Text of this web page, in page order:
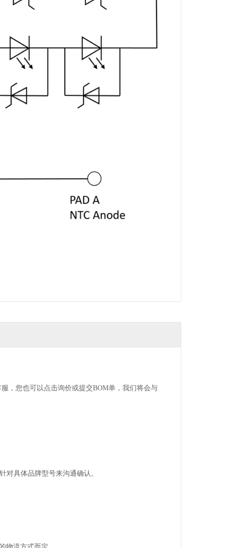
，您也可以点击询价或提交BOM单，我们将会与
对具体品牌型号来沟通确认。